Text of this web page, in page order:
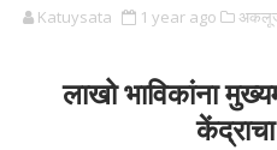
Katuysata 1 year ago
लाखो भाविकांना